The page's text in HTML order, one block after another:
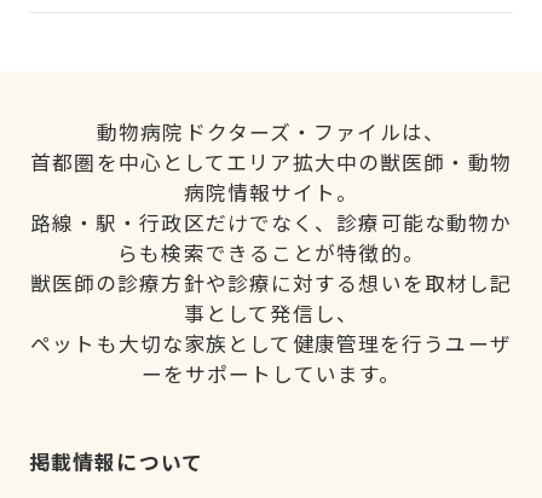
動物病院ドクターズ・ファイルは、
首都圏を中心としてエリア拡大中の獣医師・動物
病院情報サイト。
路線・駅・行政区だけでなく、診療可能な動物か
らも検索できることが特徴的。
獣医師の診療方針や診療に対する想いを取材し記
事として発信し、
ペットも大切な家族として健康管理を行うユーザ
ーをサポートしています。
掲載情報について